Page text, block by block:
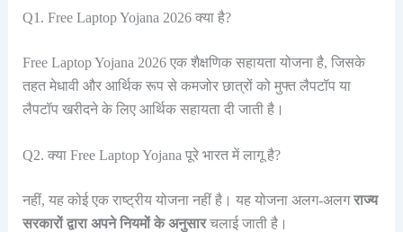
Q1. Free Laptop Yojana 2026 क्या है?
Free Laptop Yojana 2026 एक शैक्षणिक सहायता योजना है, जिसके
तहत मेधावी और आर्थिक रूप से कमजोर छात्रों को मुफ्त लैपटॉप या
लैपटॉप खरीदने के लिए आर्थिक सहायता दी जाती है।
Q2. क्या Free Laptop Yojana पूरे भारत में लागू है?
नहीं, यह कोई एक राष्ट्रीय योजना नहीं है। यह योजना अलग-अलगराज्य
सरकारों द्वारा अपने नियमों के अनुसारचलाई जाती है।